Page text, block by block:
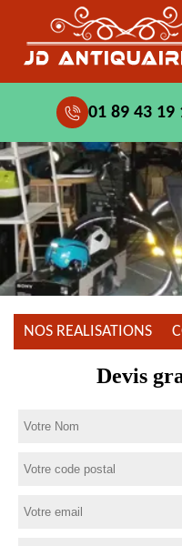
01 89 43 19
NOS REALISATIONS
Devis